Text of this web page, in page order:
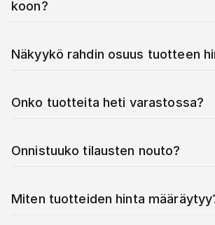
koon?
Näkyykö rahdin osuus tuotteen
Onko tuotteita heti varastossa?
Onnistuuko tilausten nouto?
Miten tuotteiden hinta